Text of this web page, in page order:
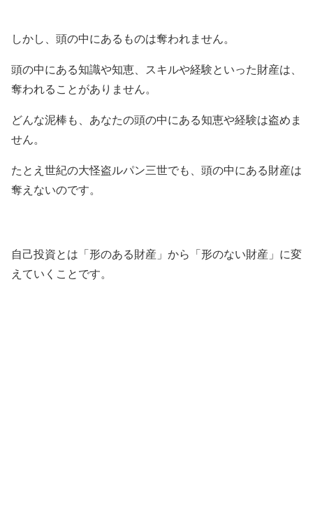
しかし、頭の中にあるものは奪われません。
頭の中にある知識や知恵、スキルや経験といった財産は、
奪われることがありません。
どんな泥棒も、あなたの頭の中にある知恵や経験は盗めま
せん。
たとえ世紀の大怪盗ルパン三世でも、頭の中にある財産は
奪えないのです。
自己投資とは「形のある財産」から「形のない財産」に変
えていくことです。